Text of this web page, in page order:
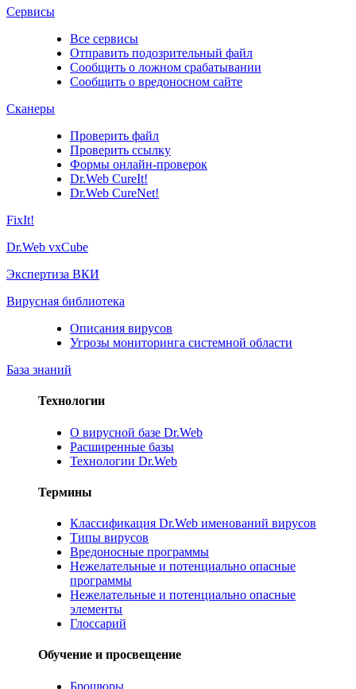
Сервисы
Все сервисы
Отправить подозрительный файл
Сообщить о ложном срабатывании
Сообщить о вредоносном сайте
Сканеры
Проверить файл
Проверить ссылку
Формы онлайн-проверок
Dr.Web CureIt!
Dr.Web CureNet!
FixIt!
Dr.Web vxCube
Экспертиза ВКИ
Вирусная библиотека
Описания вирусов
Угрозы мониторинга системной области
База знаний
Технологии
О вирусной базе Dr.Web
Расширенные базы
Технологии Dr.Web
Термины
Классификация Dr.Web именований вирусов
Типы вирусов
Вредоносные программы
Нежелательные и потенциально опасные
программы
Нежелательные и потенциально опасные
элементы
Глоссарий
Обучение и просвещение
Брошюры